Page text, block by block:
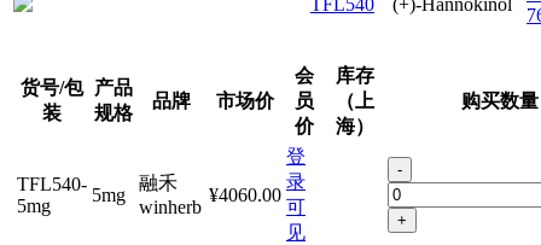
TFL540 (+)-Hannokinol
货号/包
装
产品
规格
品牌 市场价
会
员
价
库存
（上
海）
购买数量
TFL540-
5mg
5mg
融禾
winherb
¥4060.00
登
录
可
见
-
+